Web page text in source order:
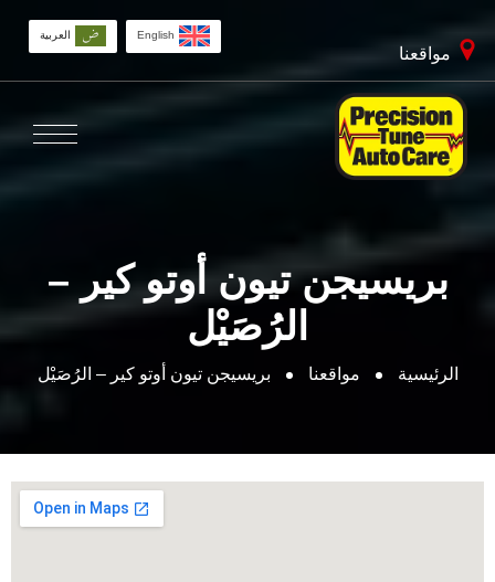
مواقعنا
English العربية
بريسيجن تيون أوتو كير –
الرُصَيْل
الرئيسية مواقعنا بريسيجن تيون أوتو كير – الرُصَيْل